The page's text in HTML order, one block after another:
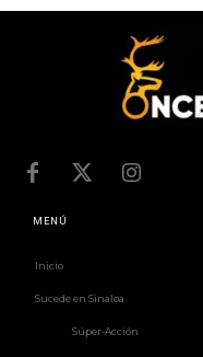
MENÚ
Inicio
Sucede en Sinaloa
Súper-Acción